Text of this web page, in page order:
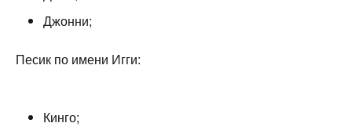
Джонни;
Песик по имени Игги:
Кинго;